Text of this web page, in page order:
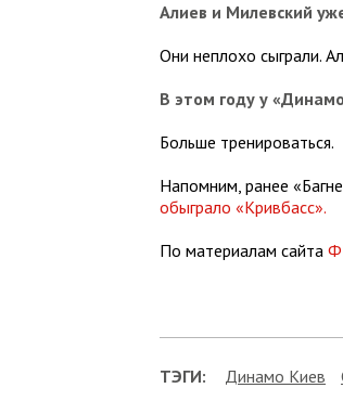
Алиев и Милевский
Они неплохо сыграли.
В этом году у
Больше тренироваться.
Напомним, ранее
обыграло «Кривбасс».
По материалам сайта
ТЭГИ: Динамо Киев